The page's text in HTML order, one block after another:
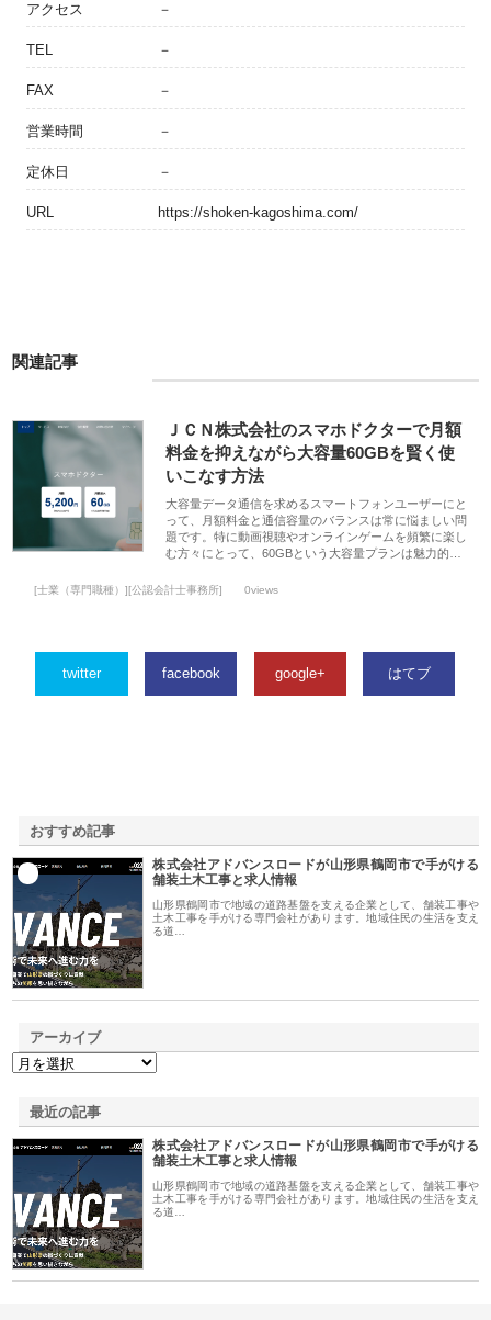
アクセス －
TEL －
FAX －
営業時間 －
定休日 －
URL https://shoken-kagoshima.com/
関連記事
ＪＣＮ株式会社のスマホドクターで月額
料金を抑えながら大容量60GBを賢く使
いこなす方法
大容量データ通信を求めるスマートフォンユーザーにと
って、月額料金と通信容量のバランスは常に悩ましい問
題です。特に動画視聴やオンラインゲームを頻繁に楽し
む方々にとって、60GBという大容量プランは魅力的…
[士業（専門職種）][公認会計士事務所] 0views
twitter facebook google+ はてブ
おすすめ記事
株式会社アドバンスロードが山形県鶴岡市で手がける
舗装土木工事と求人情報
山形県鶴岡市で地域の道路基盤を支える企業として、舗装工事や
土木工事を手がける専門会社があります。地域住民の生活を支え
る道…
アーカイブ
最近の記事
株式会社アドバンスロードが山形県鶴岡市で手がける
舗装土木工事と求人情報
山形県鶴岡市で地域の道路基盤を支える企業として、舗装工事や
土木工事を手がける専門会社があります。地域住民の生活を支え
る道…